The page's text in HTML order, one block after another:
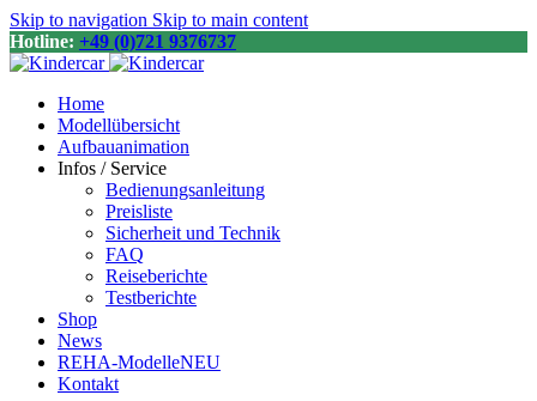
Skip to navigation Skip to main content
Hotline: +49 (0)721 9376737
Home
Modellübersicht
Aufbauanimation
Infos / Service
Bedienungsanleitung
Preisliste
Sicherheit und Technik
FAQ
Reiseberichte
Testberichte
Shop
News
REHA-ModelleNEU
Kontakt